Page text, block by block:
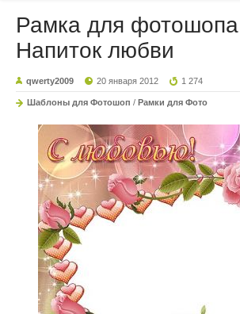
Рамка для
Напиток любви
qwerty2009 20 января 2012 1 274
Шаблоны для Фотошоп / Рамки для Фото